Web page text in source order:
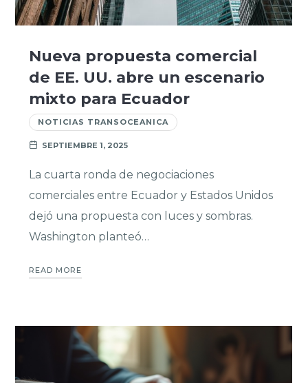
Nueva propuesta comercial
de EE. UU. abre un escenario
mixto para Ecuador
NOTICIAS TRANSOCEANICA
SEPTIEMBRE 1, 2025
La cuarta ronda de negociaciones
comerciales entre Ecuador y Estados Unidos
dejó una propuesta con luces y sombras.
Washington planteó…
READ MORE